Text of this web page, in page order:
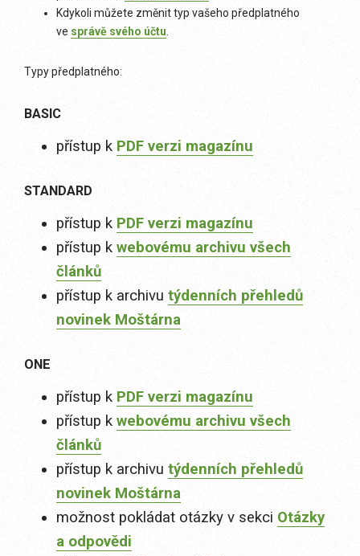
Kdykoli můžete změnit typ vašeho předplatného
ve správě svého účtu
Typy předplatného:
BASIC
přístup k PDF verzi magazínu
STANDARD
přístup k PDF verzi magazínu
přístup k webovému archivu všech
článků
přístup k archivu týdenních přehledů
novinek Moštárna
ONE
přístup k PDF verzi magazínu
přístup k webovému archivu všech
článků
přístup k archivu týdenních přehledů
novinek Moštárna
možnost pokládat otázky v sekci Otázky
a odpovědi